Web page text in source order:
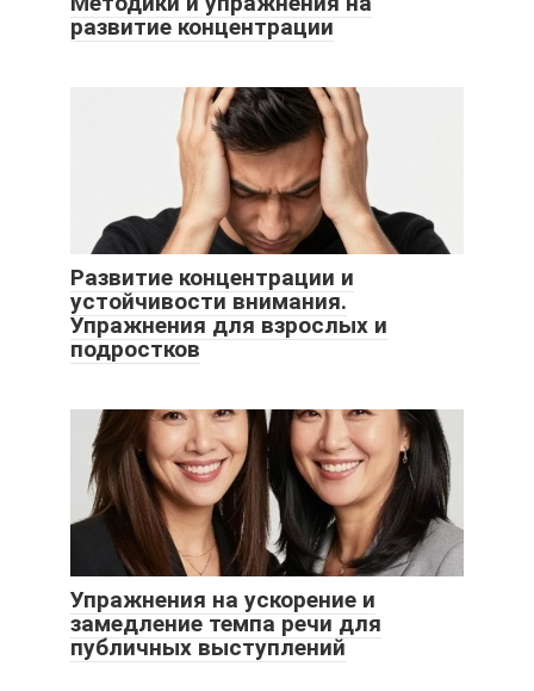
развитие концентрации
Развитие концентрации и
устойчивости внимания.
Упражнения для взрослых и
подростков
Упражнения на ускорение и
замедление темпа речи для
публичных выступлений